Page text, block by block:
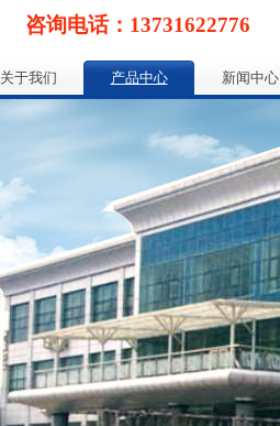
咨询电话：13731622776
关于我们 产品中心 新闻中心